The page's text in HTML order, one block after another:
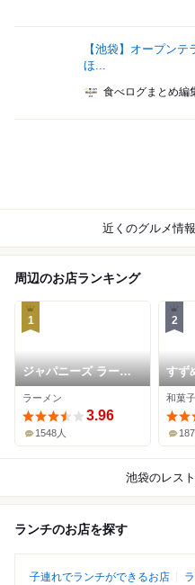
【池袋】オープン
ほ...
食べログまとめ編
近くのグルメ情
周辺のお店ランキング
1
ジャパニーズ ラーメ
ン 五感
ラーメン
3.96
1548人
2
すず
和菓子
池袋のレス
ランチのお店を探す
子連れでランチができるお店